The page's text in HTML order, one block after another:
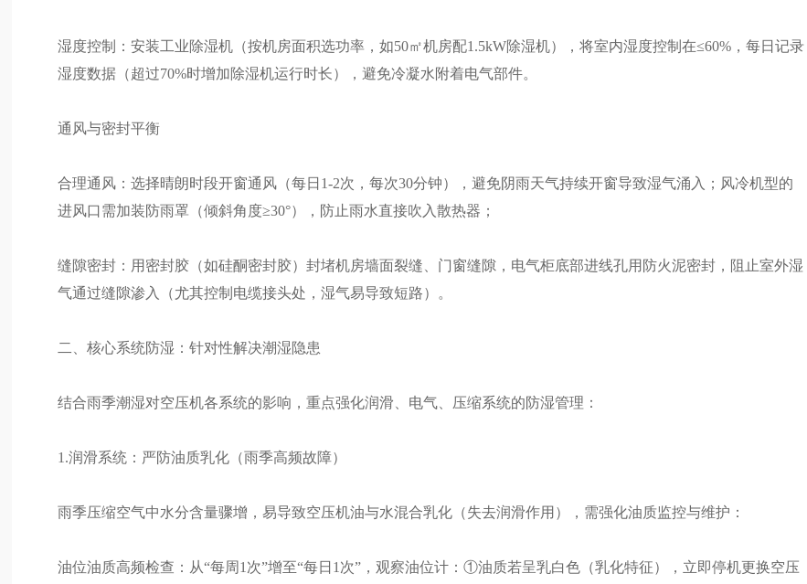
湿度控制：安装工业除湿机（按机房面积选功率，如50㎡机房配1.5kW除湿机），将室内湿度控制在≤60%，每日记录
湿度数据（超过70%时增加除湿机运行时长），避免冷凝水附着电气部件。
通风与密封平衡
合理通风：选择晴朗时段开窗通风（每日1-2次，每次30分钟），避免阴雨天气持续开窗导致湿气涌入；风冷机型的
进风口需加装防雨罩（倾斜角度≥30°），防止雨水直接吹入散热器；
缝隙密封：用密封胶（如硅酮密封胶）封堵机房墙面裂缝、门窗缝隙，电气柜底部进线孔用防火泥密封，阻止室外湿
气通过缝隙渗入（尤其控制电缆接头处，湿气易导致短路）。
二、核心系统防湿：针对性解决潮湿隐患
结合雨季潮湿对空压机各系统的影响，重点强化润滑、电气、压缩系统的防湿管理：
1.润滑系统：严防油质乳化（雨季高频故障）
雨季压缩空气中水分含量骤增，易导致空压机油与水混合乳化（失去润滑作用），需强化油质监控与维护：
油位油质高频检查：从“每周1次”增至“每日1次”，观察油位计：①油质若呈乳白色（乳化特征），立即停机更换空压